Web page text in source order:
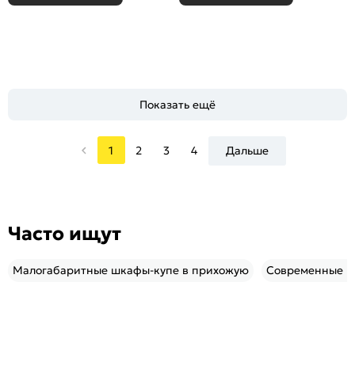
Показать ещё
1 2 3 4 Дальше
Часто ищут
Малогабаритные шкафы-купе в прихожую Современные